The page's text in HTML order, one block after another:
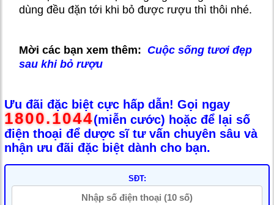
dùng đều đặn tới khi bỏ được rượu thì thôi nhé.
Mời các bạn xem thêm: Cuộc sống tươi đẹp
sau khi bỏ rượu
Ưu đãi đặc biệt cực hấp dẫn! Gọi ngay
1800.1044(miễn cước) hoặc để lại số
điện thoại để dược sĩ tư vấn chuyên sâu và
nhận ưu đãi đặc biệt dành cho bạn.
SĐT: